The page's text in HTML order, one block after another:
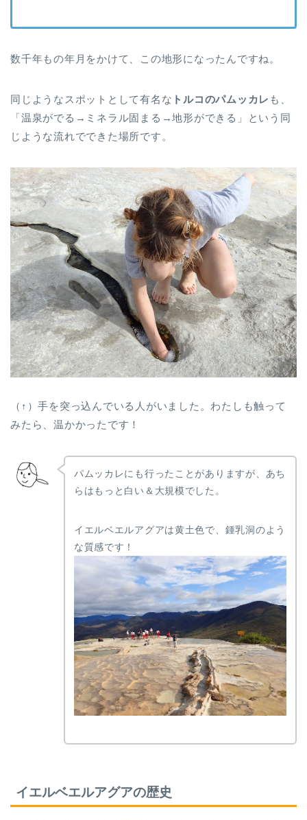
数千年もの年月をかけて、この地形になったんですね。
同じようなスポットとして有名な トルコのパムッカレ も、
「温泉がでる→ミネラル固まる→地形ができる」という同
じような流れでできた場所です。
（↑）手を突っ込んでいる人がいました。わたしも触って
みたら、温かかったです！
パムッカレにも行ったことがありますが、あち
らはもっと白い＆大規模でした。
イエルベエルアグアは黄土色で、鍾乳洞のよう
な質感です！
イエルベエルアグアの歴史